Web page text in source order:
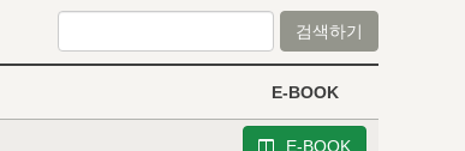
검색하기
E-BOOK
E-BOOK